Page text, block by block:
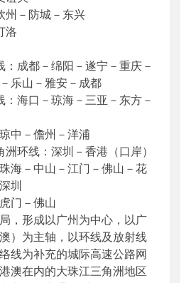
－防城－东兴
洛
成都－绵阳－遂宁－重庆－
乐山－雅安－成都
海口－琼海－三亚－东方－
－儋州－洋浦
环线：深圳－香港（口岸）
海－中山－江门－佛山－花
圳
门－佛山
形成以广州为中心，以广
）为主轴，以环线及放射线
线为补充的城际高速公路网
澳在内的大珠江三角洲地区